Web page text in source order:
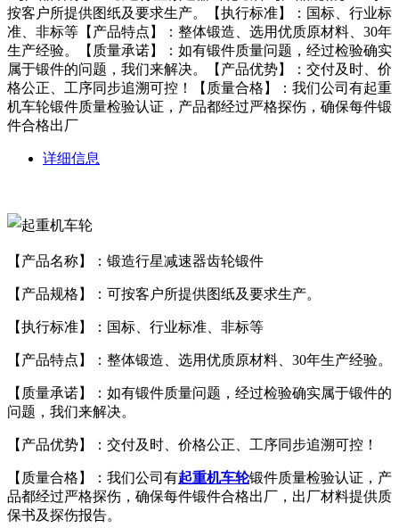
按客户所提供图纸及要求生产。【执行标准】：国标、行业标
准、非标等【产品特点】：整体锻造、选用优质原材料、30年
生产经验。【质量承诺】：如有锻件质量问题，经过检验确实
属于锻件的问题，我们来解决。【产品优势】：交付及时、价
格公正、工序同步追溯可控！【质量合格】：我们公司有起重
机车轮锻件质量检验认证，产品都经过严格探伤，确保每件锻
件合格出厂
详细信息
【产品名称】：锻造行星减速器齿轮锻件
【产品规格】：可按客户所提供图纸及要求生产。
【执行标准】：国标、行业标准、非标等
【产品特点】：整体锻造、选用优质原材料、30年生产经验。
【质量承诺】：如有锻件质量问题，经过检验确实属于锻件的
问题，我们来解决。
【产品优势】：交付及时、价格公正、工序同步追溯可控！
【质量合格】：我们公司有起重机车轮锻件质量检验认证，产
品都经过严格探伤，确保每件锻件合格出厂，出厂材料提供质
保书及探伤报告。